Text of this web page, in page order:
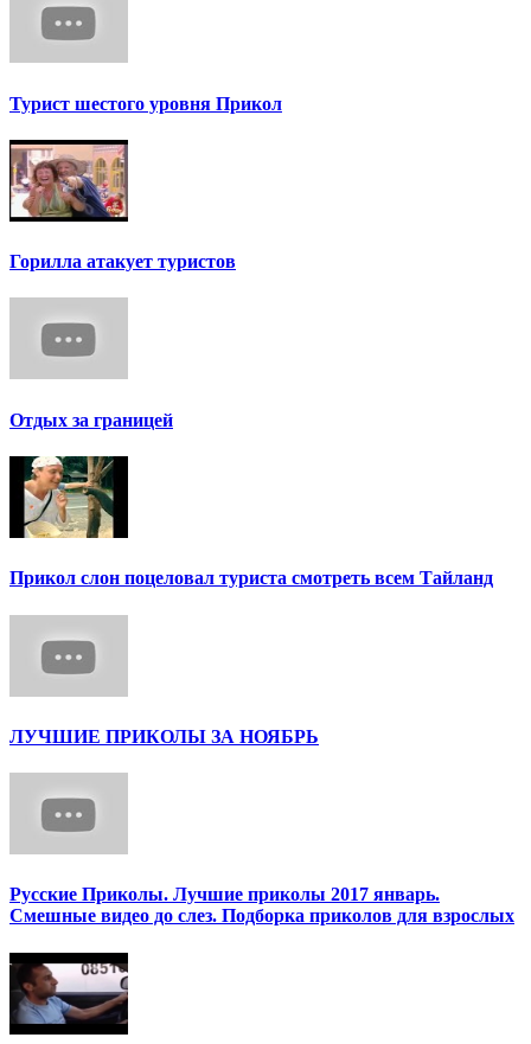
Турист шестого уровня Прикол
Горилла атакует туристов
Отдых за границей
Прикол слон поцеловал туриста смотреть всем Тайланд
ЛУЧШИЕ ПРИКОЛЫ ЗА НОЯБРЬ
Русские Приколы. Лучшие приколы 2017 январь.
Смешные видео до слез. Подборка приколов для взрослых